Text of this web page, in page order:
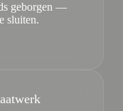
geborgen —
sluiten.